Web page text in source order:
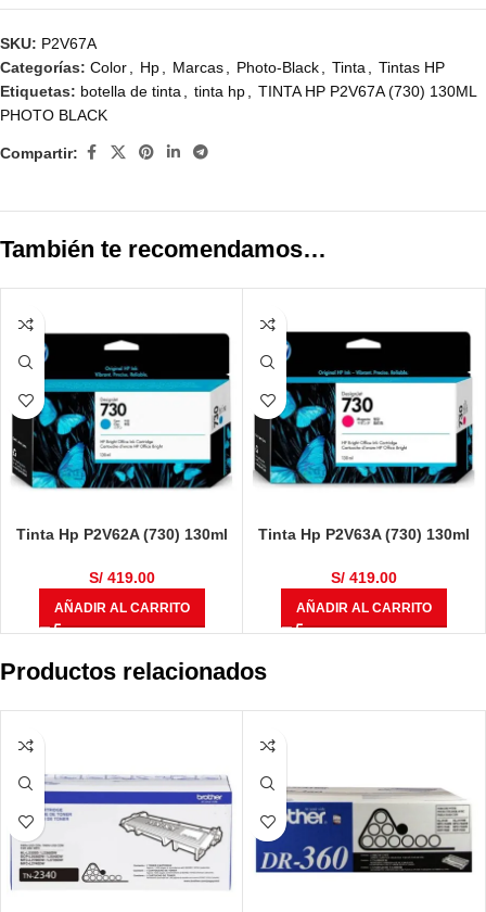
SKU: P2V67A
Categorías: Color, Hp, Marcas, Photo-Black, Tinta, Tintas HP
Etiquetas: botella de tinta, tinta hp, TINTA HP P2V67A (730) 130ML
PHOTO BLACK
Compartir:
También te recomendamos…
Tinta Hp P2V62A (730) 130ml
S/419.00
AÑADIR AL CARRITO
Tinta Hp P2V63A (730) 130ml
S/419.00
AÑADIR AL CARRITO
Productos relacionados